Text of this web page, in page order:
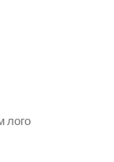
лого